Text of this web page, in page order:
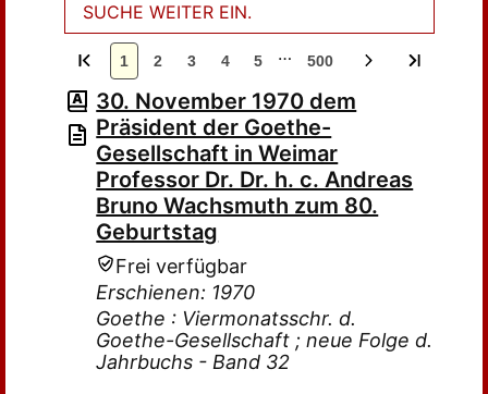
SUCHE WEITER EIN.
1 2 3 4 5 … 500
30. November 1970 dem
Präsident der Goethe-
Gesellschaft in Weimar
Professor Dr. Dr. h. c. Andreas
Bruno Wachsmuth zum 80.
Geburtstag
Frei verfügbar
Erschienen: 1970
Goethe : Viermonatsschr. d.
Goethe-Gesellschaft ; neue Folge d.
Jahrbuchs - Band 32